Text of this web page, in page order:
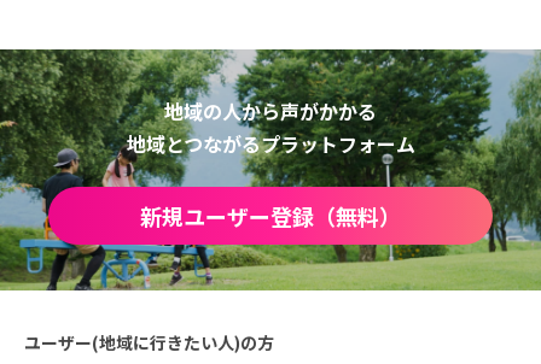
地域の人から声がかかる
地域とつながるプラットフォーム
新規ユーザー登録（無料）
ユーザー(地域に行きたい人)の方